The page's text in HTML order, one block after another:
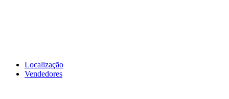
Localização
Vendedores